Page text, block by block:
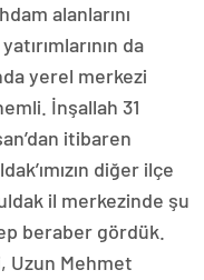
alanlarını
da
yerel merkezi
İnşallah 31
itibaren
diğer ilçe
il merkezinde şu
beraber gördük.
Uzun Mehmet